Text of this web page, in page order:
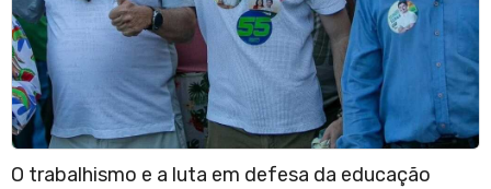
O trabalhismo e a luta em defesa da educação